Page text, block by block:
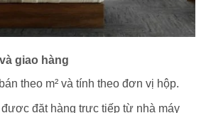
giao hàng
theo m² và tính theo đơn vị hộp.
đặt hàng trực tiếp từ nhà máy